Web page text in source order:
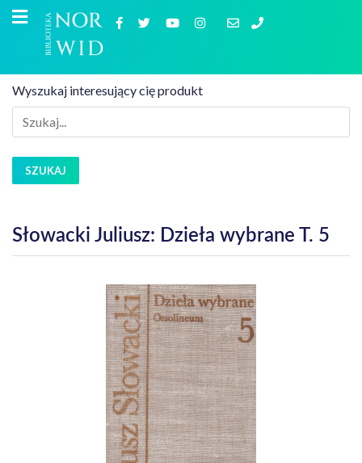
Wyszukaj interesujący cię produkt
SZUKAJ
Słowacki Juliusz: Dzieła wybrane T. 5